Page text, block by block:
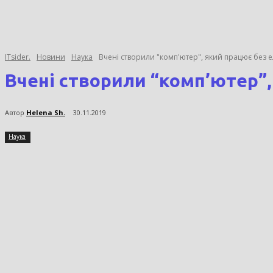
ITsider. Новини Наука Вчені створили "комп'ютер", який працює без
Вчені створили
Автор Helena Sh. 30.11.2019
Наука